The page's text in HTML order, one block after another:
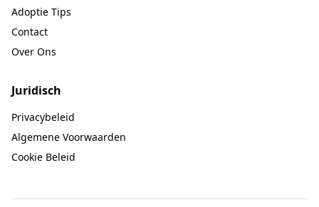
Adoptie Tips
Contact
Over Ons
Juridisch
Privacybeleid
Algemene Voorwaarden
Cookie Beleid